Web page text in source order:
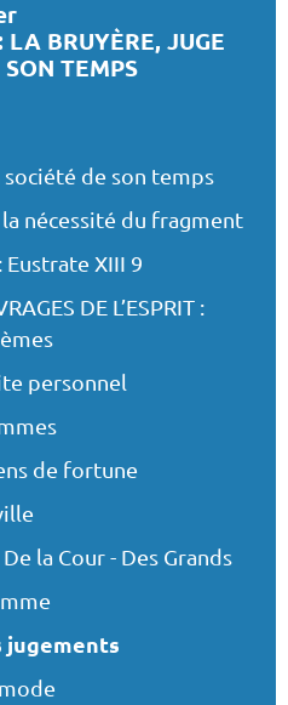
LA BRUYÈRE, JUGE
TEMPS
société de son temps
nécessité du fragment
Eustrate XIII 9
DE L’ESPRIT :
personnel
de fortune
la Cour - Des Grands
jugements